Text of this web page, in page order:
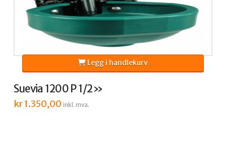
Suevia 1200 P 1/2»
kr1.350,00 inkl. mva.
Legg i handlekurv